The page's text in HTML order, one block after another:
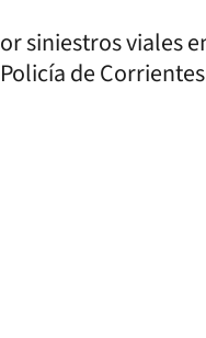
siniestros viales
de